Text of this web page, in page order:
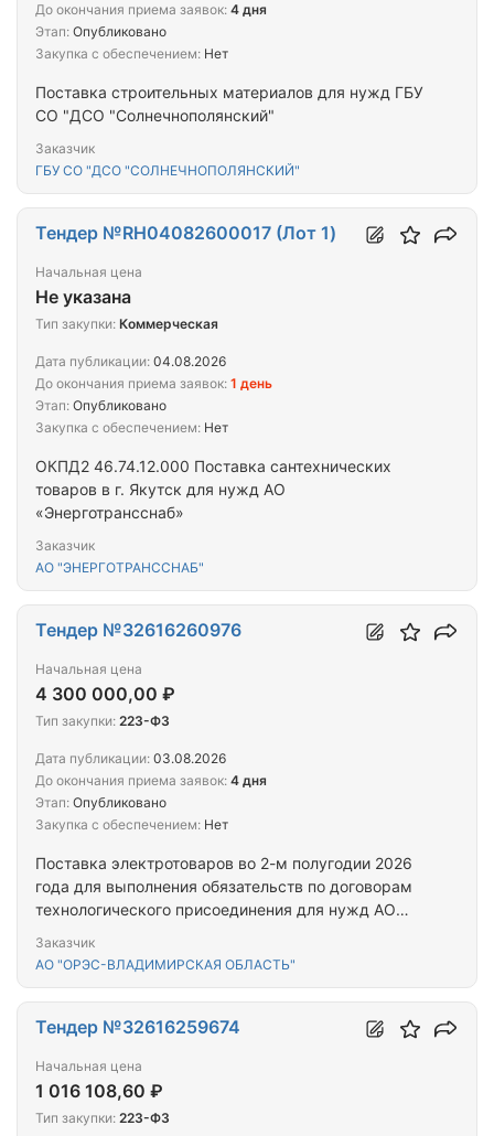
Поставка строительных материалов для нужд ГБУ
СО "ДСО "Солнечнополянский"
Заказчик
ГБУ СО "ДСО "СОЛНЕЧНОПОЛЯНСКИЙ"
До окончания приема заявок: 4 дня
Этап: Опубликовано
Закупка с обеспечением: Нет
ОКПД2 46.74.12.000 Поставка сантехнических
товаров в г. Якутск для нужд АО
«Энерготрансснаб»
Заказчик
АО "ЭНЕРГОТРАНССНАБ"
Тендер №RH04082600017 (Лот 1)
Начальная цена
Не указана
Тип закупки: Коммерческая
Дата публикации: 04.08.2026
До окончания приема заявок: 1 день
Этап: Опубликовано
Закупка с обеспечением: Нет
Поставка электротоваров во 2-м полугодии 2026
года для выполнения обязательств по договорам
технологического присоединения для нужд АО
Заказчик
АО "ОРЭС-ВЛАДИМИРСКАЯ ОБЛАСТЬ"
Тендер №32616260976
Начальная цена
4 300 000,00 ₽
Тип закупки: 223-ФЗ
Дата публикации: 03.08.2026
До окончания приема заявок: 4 дня
Этап: Опубликовано
Закупка с обеспечением: Нет
Тендер №32616259674
Начальная цена
1 016 108,60 ₽
Тип закупки: 223-ФЗ